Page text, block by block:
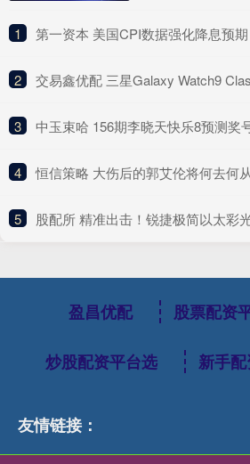
1 第一资本 美国CPI数据强化降息预期，市场风险偏好回暖抑制
2 交易鑫优配 三星Galaxy Watch9 Classic智能手
3 中玉束哈 156期李晓天快乐8预测奖
4 恒信策略 大伤后的郭艾伦将何去何从? 何以
5 股配所 精准出击！锐捷极简以太彩光网络40再添
盈昌优配 股票配资
炒股配资平台选 新手
友情链接：